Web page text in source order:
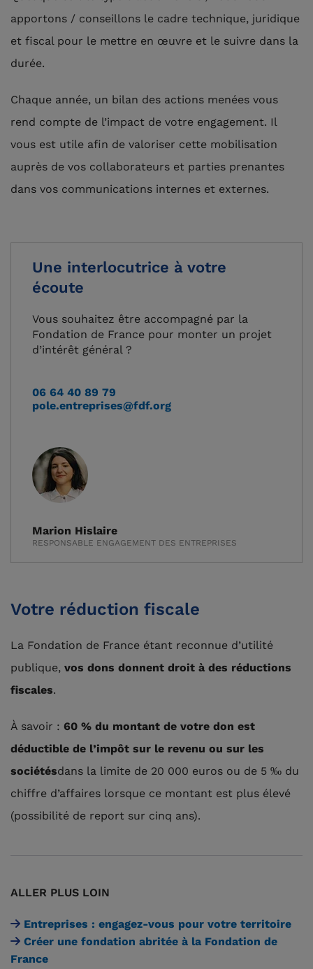
apportons / conseillons le cadre technique, juridique
et fiscal pour le mettre en œuvre et le suivre dans la
durée.
Chaque année, un bilan des actions menées vous
rend compte de l’impact de votre engagement. Il
vous est utile afin de valoriser cette mobilisation
auprès de vos collaborateurs et parties prenantes
dans vos communications internes et externes.
Une interlocutrice à votre
écoute
Vous souhaitez être accompagné par la
Fondation de France pour monter un projet
d’intérêt général ?
06 64 40 89 79
pole.entreprises@fdf.org
Marion Hislaire
RESPONSABLE ENGAGEMENT DES ENTREPRISES
Votre réduction fiscale
La Fondation de France étant reconnue d’utilité
publique, vos dons donnent droit à des réductions
fiscales.
À savoir : 60 % du montant de votre don est
déductible de l’impôt sur le revenu ou sur les
sociétésdans la limite de 20 000 euros ou de 5 ‰ du
chiffre d’affaires lorsque ce montant est plus élevé
(possibilité de report sur cinq ans).
ALLER PLUS LOIN
Entreprises : engagez-vous pour votre territoire
Créer une fondation abritée à la Fondation de
France